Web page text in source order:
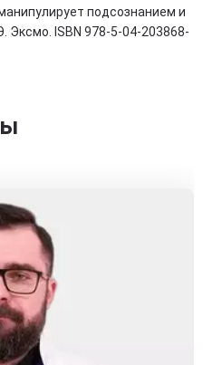
подсознанием и
Эксмо. ISBN 978-5-04-203868-